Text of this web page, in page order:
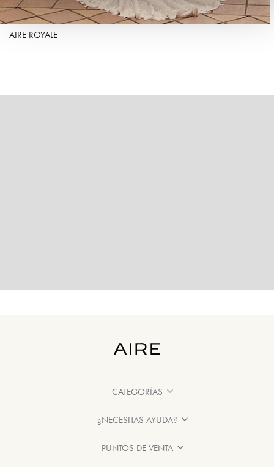
AIRE ROYALE
CATEGORÍAS
¿NECESITAS AYUDA?
PUNTOS DE VENTA